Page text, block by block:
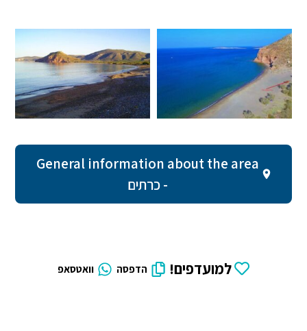
General information about the area
- כרתים
למועדפים! הדפסה וואטסאפ